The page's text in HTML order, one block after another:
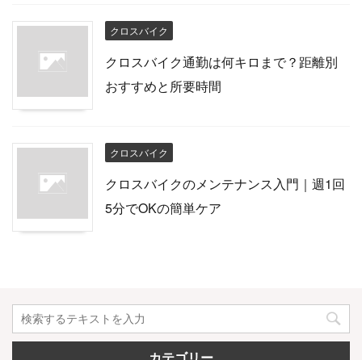
クロスバイク
クロスバイク通勤は何キロまで？距離別
おすすめと所要時間
クロスバイク
クロスバイクのメンテナンス入門｜週1回
5分でOKの簡単ケア